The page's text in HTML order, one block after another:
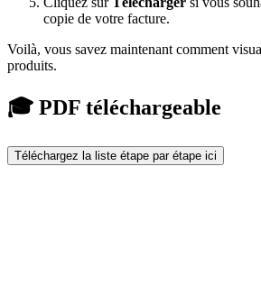
copie de votre facture.
Voilà, vous savez maintenant comment
produits.
🎓 PDF téléchargeable
Téléchargez la liste étape par étape ici